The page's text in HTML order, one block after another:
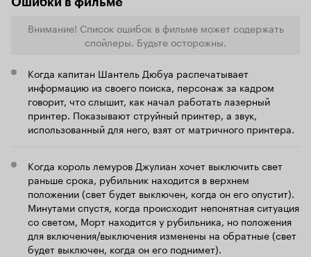
Внимание! Список ошибок в фильме может содержать
спойлеры. Будьте осторожны.
Когда капитан Шантель Дюбуа распечатывает
информацию из своего поиска, персонаж за кадром
говорит, что слышит, как начал работать лазерный
принтер. Показывают струйный принтер, а звук,
использованный для него, взят от матричного принтера.
Когда король лемуров Джулиан хочет выключить свет
раньше срока, рубильник находится в верхнем
положении (свет будет выключен, когда он его опустит).
Минутами спустя, когда происходит непонятная ситуация
со светом, Морт находится у рубильника, но положения
для включения/выключения изменены на обратные (свет
будет выключен, когда он его поднимет).